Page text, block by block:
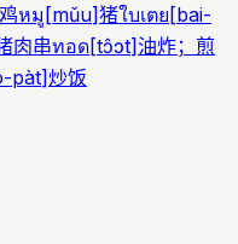
หมู[mǔu]猪ใบเตย[bai-
肉串ทอด[tɔ̂ɔt]油炸；煎
pàt]炒饭